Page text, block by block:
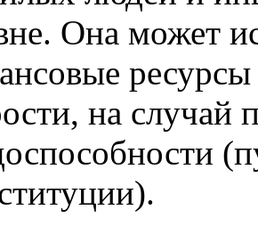
Она может
ресурсы
на случай